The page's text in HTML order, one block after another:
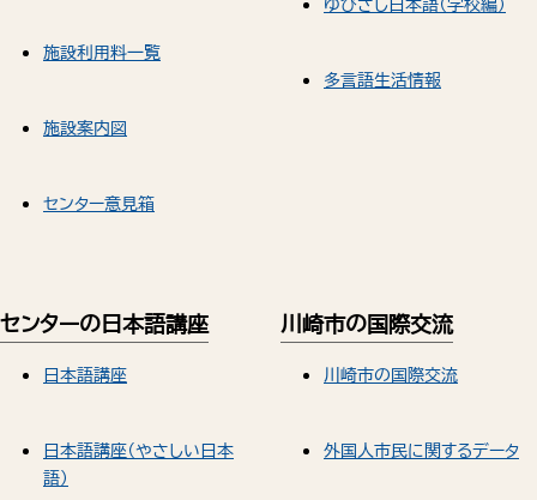
施設利用料一覧
施設案内図
センター意見箱
多言語生活情報
センターの日本語講座
日本語講座
日本語講座（やさしい日本
語）
川崎市の国際交流
川崎市の国際交流
外国人市民に関するデータ